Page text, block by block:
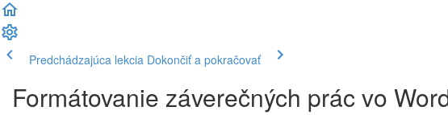
Predchádzajúca lekcia Dokončiť a pokračovať
Formátovanie záverečných prác vo